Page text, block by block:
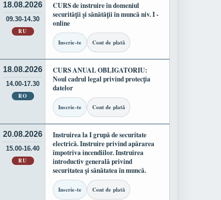
18.08.2026
09.30-14.30
RU
CURS de instruire în domeniul
securității și sănătății în muncă niv. I -
online
Inscrie-te Cont de plată
18.08.2026
14.00-17.30
RO
CURS ANUAL OBLIGATORIU:
Noul cadrul legal privind protecția
datelor
Inscrie-te Cont de plată
20.08.2026
15.00-16.40
RU
Instruirea la I grupă de securitate
electrică. Instruire privind apărarea
împotriva incendiilor. Instruirea
introductiv generală privind
securitatea și sănătatea în muncă.
Inscrie-te Cont de plată